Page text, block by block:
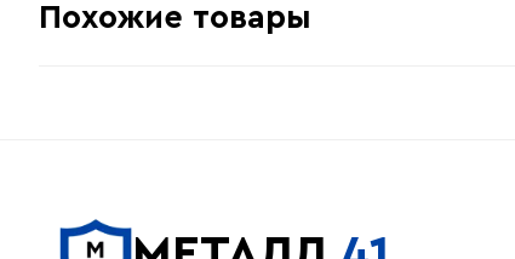
Похожие товары